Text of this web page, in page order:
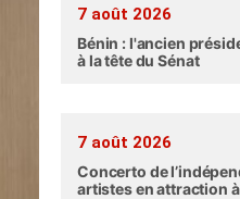
7 août 2026
Bénin : l'ancien
à la tête du Sénat
7 août 2026
Concerto de
artistes en attraction